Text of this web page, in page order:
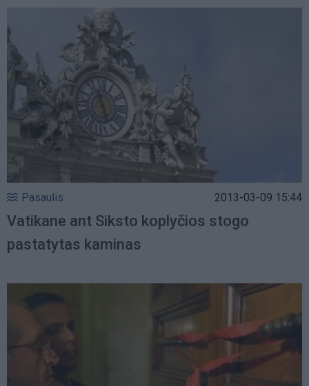
Pasaulis 2013-03-09 15:44
Vatikane ant Siksto koplyčios stogo
pastatytas kaminas